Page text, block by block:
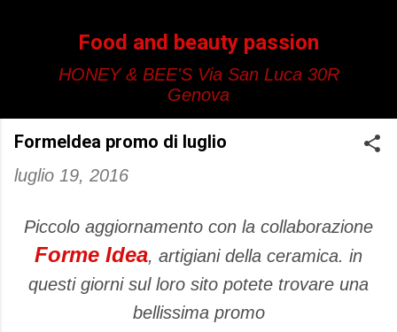
Food and beauty passion
HONEY & BEE'S Via San Luca 30R
Genova
FormeIdea promo di luglio
luglio 19, 2016
Piccolo aggiornamento con la collaborazione
Forme Idea, artigiani della ceramica. in
questi giorni sul loro sito potete trovare una
bellissima promo